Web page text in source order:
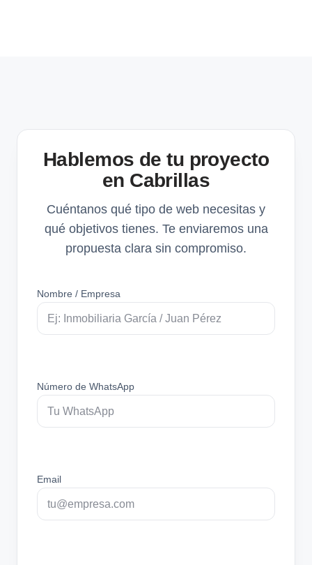
Hablemos de tu proyecto
en Cabrillas
Cuéntanos qué tipo de web necesitas y
qué objetivos tienes. Te enviaremos una
propuesta clara sin compromiso.
Nombre / Empresa
Número de WhatsApp
Email